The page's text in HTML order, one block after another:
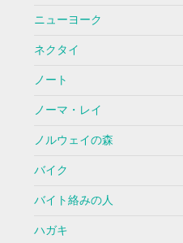
ニューヨーク
ネクタイ
ノート
ノーマ・レイ
ノルウェイの森
バイク
バイト絡みの人
ハガキ